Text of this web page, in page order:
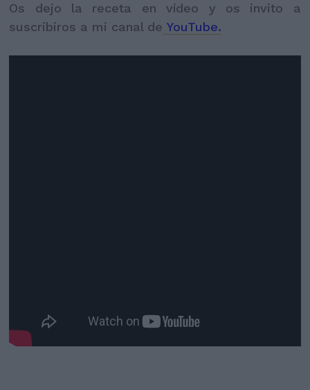
Os dejo la receta en vídeo y os invito a
suscribiros a mi canal de YouTube.